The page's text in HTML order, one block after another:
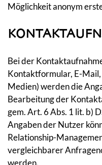
Möglichkeit anonym
Bei der
Kontaktformular, E-
Medien) werden die
Bearbeitung der
gem. Art. 6 Abs. 1 lit. b)
Angaben der Nutzer
Relationship-
vergleichbarer